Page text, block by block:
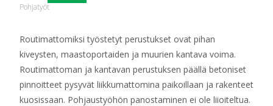
Pohjatyöt
Routimattomiksi työstetyt perustukset ovat pihan
kiveysten, maastoportaiden ja muurien kantava voima.
Routimattoman ja kantavan perustuksen päällä betoniset
pinnoitteet pysyvät liikkumattomina paikoillaan ja rakenteet
kuosissaan. Pohjaustyöhön panostaminen ei ole liioiteltua.